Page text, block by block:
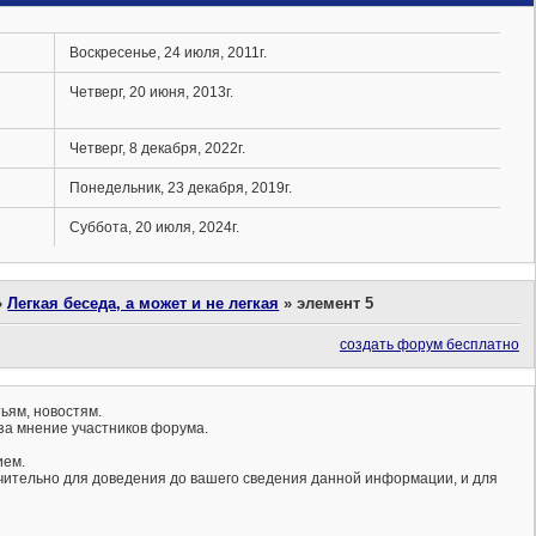
Воскресенье, 24 июля, 2011г.
Четверг, 20 июня, 2013г.
Четверг, 8 декабря, 2022г.
Понедельник, 23 декабря, 2019г.
Суббота, 20 июля, 2024г.
Легкая беседа, а может и не легкая »элемент 5
создать форум бесплатно
новостям.
мнение участников форума.
для доведения до вашего сведения данной информации, и для